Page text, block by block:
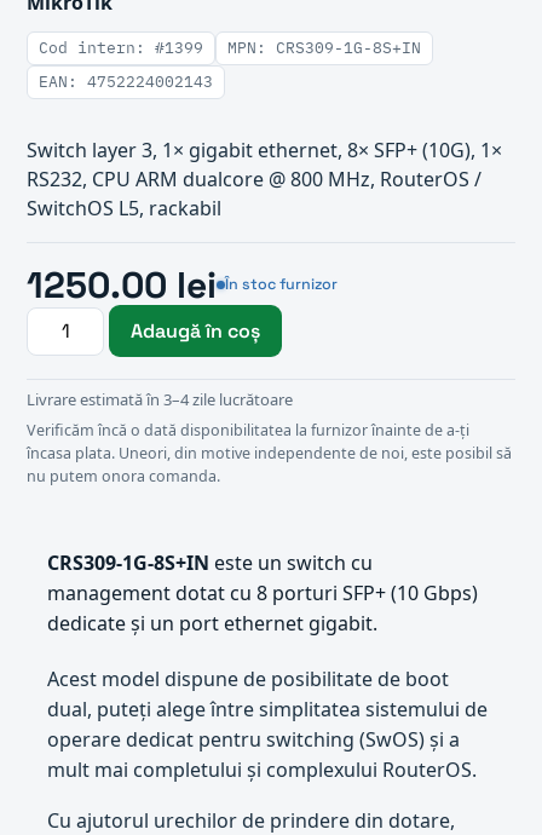
Cod intern: #1399
MPN: CRS309-1G-8S+IN
EAN: 4752224002143
Switch layer 3, 1× gigabit ethernet, 8× SFP+ (10G), 1×
RS232, CPU ARM dualcore @ 800 MHz, RouterOS /
SwitchOS L5, rackabil
1250.00 lei În stoc furnizor
Adaugă în coș
Livrare estimată în 3–4 zile lucrătoare
Verificăm încă o dată disponibilitatea la furnizor înainte de a-ți
încasa plata. Uneori, din motive independente de noi, este posibil să
nu putem onora comanda.
CRS309-1G-8S+IN este un switch cu
management dotat cu 8 porturi SFP+ (10 Gbps)
dedicate și un port ethernet gigabit.
Acest model dispune de posibilitate de boot
dual, puteți alege între simplitatea sistemului de
operare dedicat pentru switching (SwOS) și a
mult mai completului și complexului RouterOS.
Cu ajutorul urechilor de prindere din dotare,